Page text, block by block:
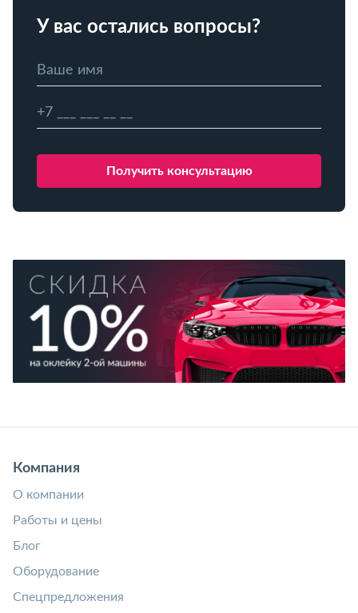
У вас остались вопросы?
Компания
О компании
Работы и цены
Блог
Оборудование
Спецпредложения